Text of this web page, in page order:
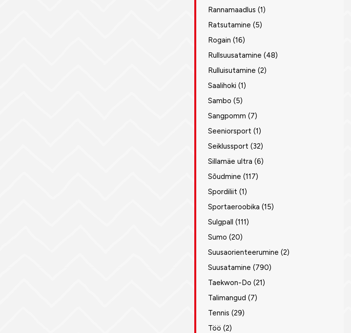
Rannamaadlus (1)
Ratsutamine (5)
Rogain (16)
Rullsuusatamine (48)
Rulluisutamine (2)
Saalihoki (1)
Sambo (5)
Sangpomm (7)
Seeniorsport (1)
Seiklussport (32)
Sillamäe ultra (6)
Sõudmine (117)
Spordiliit (1)
Sportaeroobika (15)
Sulgpall (111)
Sumo (20)
Suusaorienteerumine (2)
Suusatamine (790)
Taekwon-Do (21)
Talimangud (7)
Tennis (29)
Töö (2)